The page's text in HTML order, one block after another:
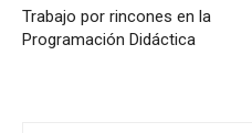
Trabajo por rincones en la
Programación Didáctica